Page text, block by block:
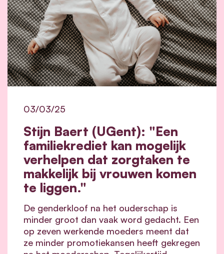
Stijn Baert (UGent): "Een
familiekrediet kan mogelijk
verhelpen dat zorgtaken te
makkelijk bij vrouwen komen
te liggen."
03/03/25
De genderkloof na het ouderschap is
minder groot dan vaak word gedacht. Een
op zeven werkende moeders meent dat
ze minder promotiekansen heeft gekregen